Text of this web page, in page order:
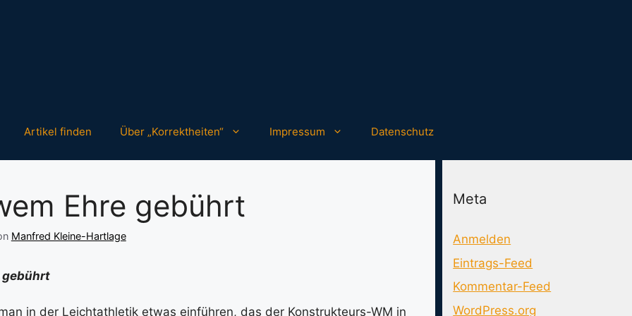
Artikel finden Über „Korrektheiten“ Impressum Datenschutz
Ehre gebührt
Manfred Kleine-Hartlage
gebührt
in der Leichtathletik etwas einführen, das der Konstrukteurs-WM in
Meta
Anmelden
Eintrags-Feed
Kommentar-Feed
WordPress.org